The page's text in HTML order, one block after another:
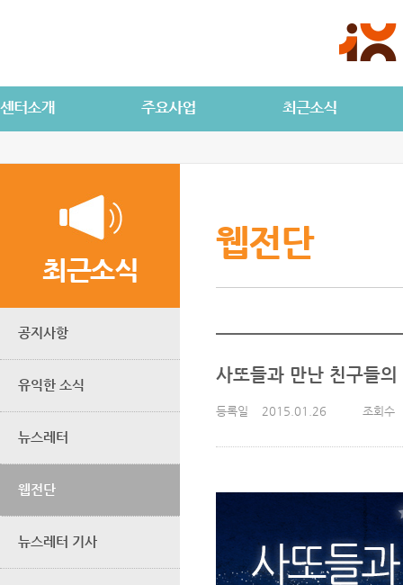
최근소식
공지사항
유익한 소식
뉴스레터
웹전단
뉴스레터 기사
웹전단
사또들과 만난 친구들의
등록일 2015.01.26 조회수